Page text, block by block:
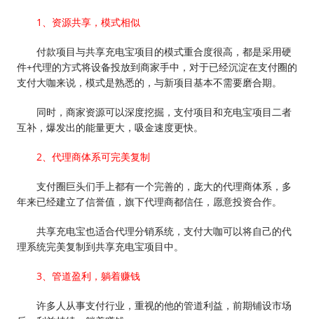
1、资源共享，模式相似
付款项目与共享充电宝项目的模式重合度很高，都是采用硬
件+代理的方式将设备投放到商家手中，对于已经沉淀在支付圈的
支付大咖来说，模式是熟悉的，与新项目基本不需要磨合期。
同时，商家资源可以深度挖掘，支付项目和充电宝项目二者
互补，爆发出的能量更大，吸金速度更快。
2、代理商体系可完美复制
支付圈巨头们手上都有一个完善的，庞大的代理商体系，多
年来已经建立了信誉值，旗下代理商都信任，愿意投资合作。
共享充电宝也适合代理分销系统，支付大咖可以将自己的代
理系统完美复制到共享充电宝项目中。
3、管道盈利，躺着赚钱
许多人从事支付行业，重视的他的管道利益，前期铺设市场